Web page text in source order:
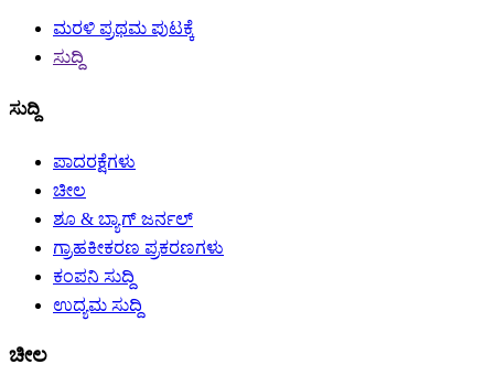
ಮರಳಿ ಪ್ರಥಮ ಪುಟಕ್ಕೆ
ಸುದ್ದಿ
ಸುದ್ದಿ
ಪಾದರಕ್ಷೆಗಳು
ಚೀಲ
ಶೂ & ಬ್ಯಾಗ್ ಜರ್ನಲ್
ಗ್ರಾಹಕೀಕರಣ ಪ್ರಕರಣಗಳು
ಕಂಪನಿ ಸುದ್ದಿ
ಉದ್ಯಮ ಸುದ್ದಿ
ಚೀಲ